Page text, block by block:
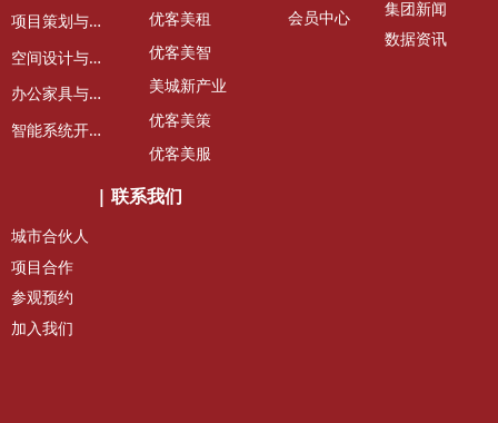
项
目策划与定位
空
间设计与装修
办
公家具与租赁
智
能系统开发维护
优客美租
优客美智
美城新产业
优客美策
优客美服
会员中心
集团新闻
数据资讯
城市合伙人
项目合作
参观预约
加入我们
| 联系我们